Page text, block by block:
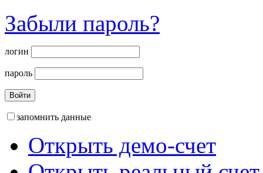
Забыли пароль?
логин
пароль
запомнить данные
Открыть демо-счет